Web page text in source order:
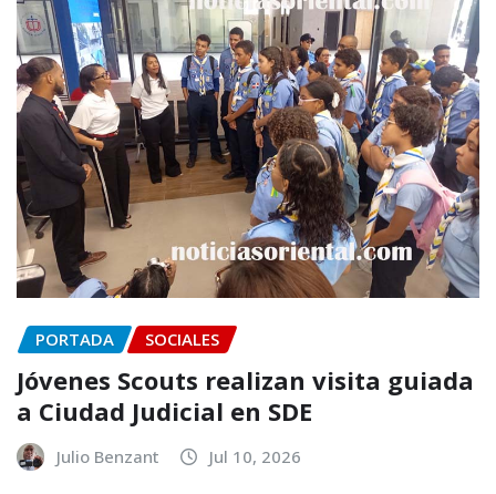
PORTADA SOCIALES
Jóvenes Scouts realizan visita guiada
a Ciudad Judicial en SDE
Julio Benzant Jul 10, 2026